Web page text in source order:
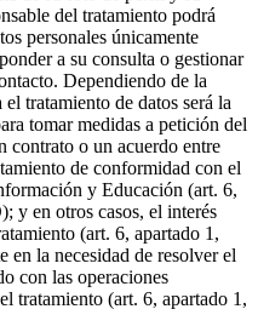
del tratamiento podrá
personales únicamente
a su consulta o gestionar
Dependiendo de la
tratamiento de datos será la
tomar medidas a petición del
contrato o un acuerdo entre
de conformidad con el
y Educación (art. 6,
y en otros casos, el interés
(art. 6, apartado 1,
en la necesidad de resolver el
con las operaciones
tratamiento (art. 6, apartado 1,